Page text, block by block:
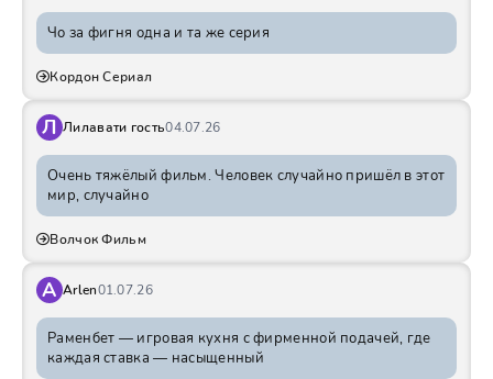
Чо за фигня одна и та же серия
Кордон Сериал
Л Лилавати гость04.07.26
Очень тяжёлый фильм. Человек случайно пришёл в этот
мир, случайно
Волчок Фильм
A Arlen01.07.26
Раменбет — игровая кухня с фирменной подачей, где
каждая ставка — насыщенный